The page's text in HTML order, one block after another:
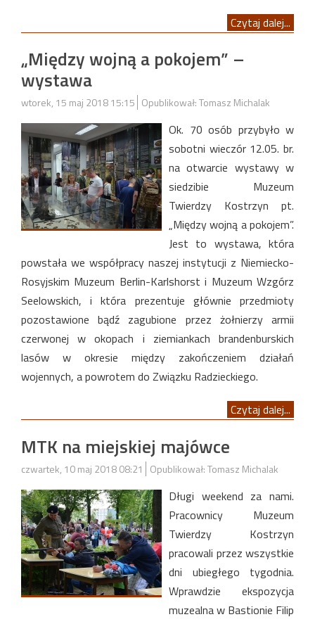
Czytaj dalej...
„Między wojną a pokojem” –
wystawa
wtorek, 15 maj 2018 15:15 Opublikował: Tomasz Michalak
Ok. 70 osób przybyło w
sobotni wieczór 12.05. br.
na otwarcie wystawy w
siedzibie Muzeum
Twierdzy Kostrzyn pt.
„Między wojną a pokojem”.
Jest to wystawa, która
powstała we współpracy naszej instytucji z Niemiecko-
Rosyjskim Muzeum Berlin-Karlshorst i Muzeum Wzgórz
Seelowskich, i która prezentuje głównie przedmioty
pozostawione bądź zagubione przez żołnierzy armii
czerwonej w okopach i ziemiankach brandenburskich
lasów w okresie między zakończeniem działań
wojennych, a powrotem do Związku Radzieckiego.
Czytaj dalej...
MTK na miejskiej majówce
czwartek, 10 maj 2018 08:21 Opublikował: Tomasz Michalak
Długi weekend za nami.
Pracownicy Muzeum
Twierdzy Kostrzyn
pracowali przez wszystkie
dni ubiegłego tygodnia.
Wprawdzie ekspozycja
muzealna w Bastionie Filip